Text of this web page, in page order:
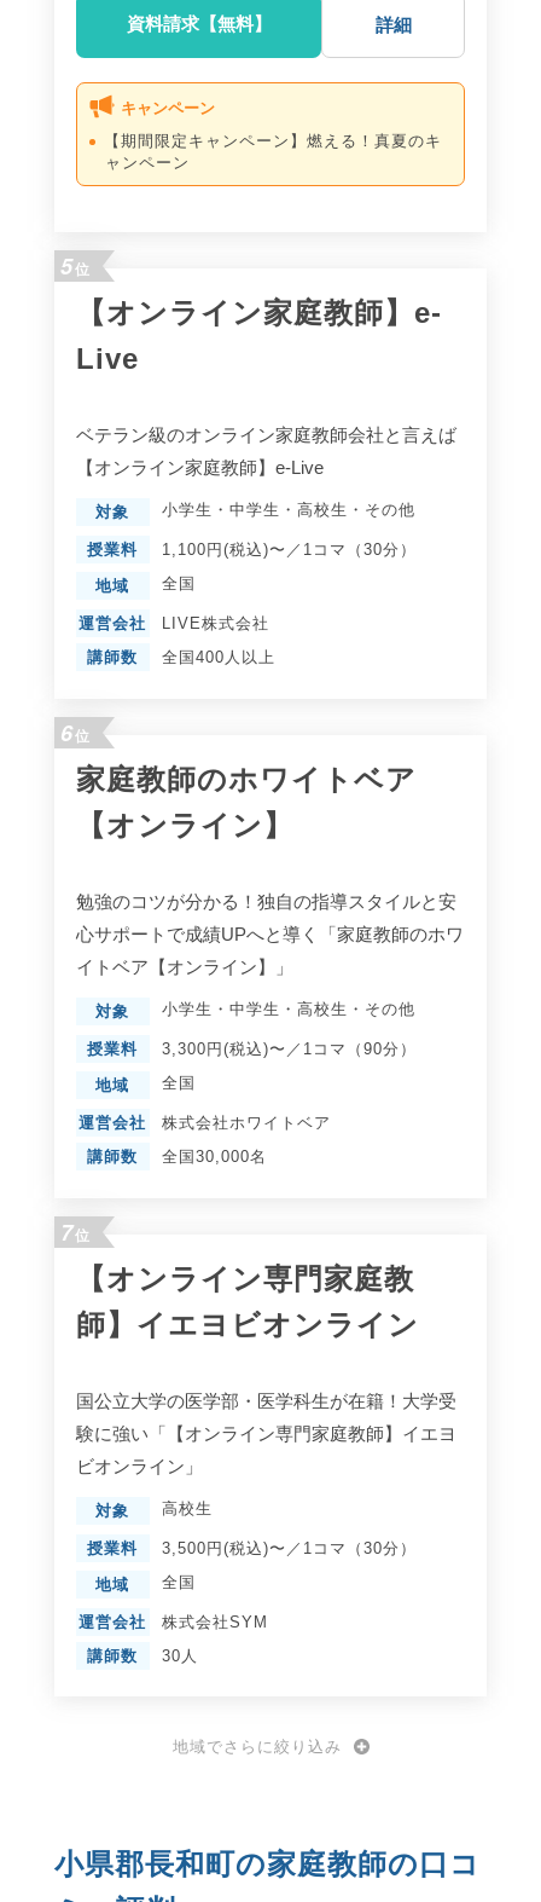
資料請求【無料】 詳細
キャンペーン
【期間限定キャンペーン】燃える！真夏のキ
ャンペーン
5位
【オンライン家庭教師】e-
Live
ベテラン級のオンライン家庭教師会社と言えば
【オンライン家庭教師】e-Live
対象 小学生 ・ 中学生 ・ 高校生 ・ その他
授業料 1,100円(税込)〜／1コマ（30分）
地域 全国
運営会社
LIVE株式会社
講師数
全国400人以上
6位
家庭教師のホワイトベア
【オンライン】
勉強のコツが分かる！独自の指導スタイルと安
心サポートで成績UPへと導く「家庭教師のホワ
イトベア【オンライン】」
対象 小学生 ・ 中学生 ・ 高校生 ・ その他
授業料 3,300円(税込)〜／1コマ（90分）
地域 全国
運営会社
株式会社ホワイトベア
講師数
全国30,000名
7位
【オンライン専門家庭教
師】イエヨビオンライン
国公立大学の医学部・医学科生が在籍！大学受
験に強い「【オンライン専門家庭教師】イエヨ
ビオンライン」
対象 高校生
授業料 3,500円(税込)〜／1コマ（30分）
地域 全国
運営会社
株式会社SYM
講師数
30人
地域でさらに絞り込み
小県郡長和町の家庭教師の口コ